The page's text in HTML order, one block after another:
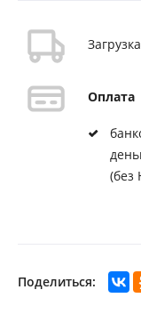
Оплата
(без
Поделиться: